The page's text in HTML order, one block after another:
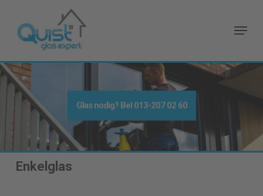
main
Menu
Glas nodig? Bel 013-207 02 60
Enkelglas